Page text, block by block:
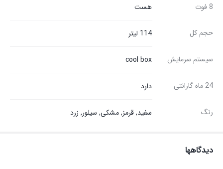
8 فوت هست
حجم کل 114 لیتر
سیستم سرمایش cool box
24 ماه گارانتی دارد
رنگ سفید, قرمز, مشکی, سیلور, زرد
دیدگاهها